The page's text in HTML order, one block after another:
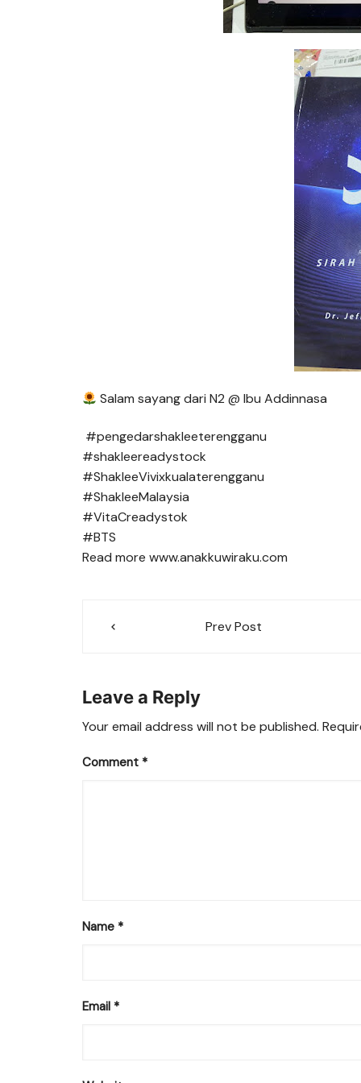
Salam sayang dari N2 @ Ibu Addinnasa
#pengedarshakleeterengganu
#shakleereadystock
#ShakleeVivixkualaterengganu
#ShakleeMalaysia
#VitaCreadystok
#BTS
Read more www.anakkuwiraku.com
Prev Post
Leave a Reply
Your email address will not be published.
Comment *
Name *
Email *